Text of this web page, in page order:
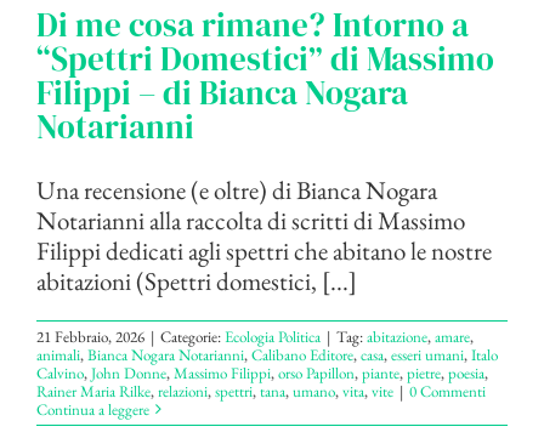
Di me cosa rimane? Intorno a
“Spettri Domestici” di Massimo
Filippi – di Bianca Nogara
Notarianni
Una recensione (e oltre) di Bianca Nogara
Notarianni alla raccolta di scritti di Massimo
Filippi dedicati agli spettri che abitano le nostre
abitazioni (Spettri domestici, [...]
21 Febbraio, 2026 | Categorie:Ecologia Politica | Tag:abitazione,amare,
animali,Bianca Nogara Notarianni,Calibano Editore,casa,esseri umani,Italo
Calvino,John Donne,Massimo Filippi,orso Papillon,piante,pietre,poesia,
Rainer Maria Rilke,relazioni,spettri,tana,umano,vita,vite | 0 Commenti
Continua a leggere